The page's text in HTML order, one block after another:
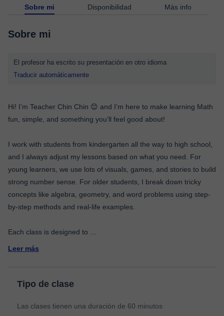
Sobre mi Disponibilidad Más info
Sobre mi
El profesor ha escrito su presentación en otro idioma
Traducir automáticamente
Hi! I’m Teacher Chin Chin 😊 and I’m here to make learning Math
fun, simple, and something you’ll feel good about!
I work with students from kindergarten all the way to high school,
and I always adjust my lessons based on what you need. For
young learners, we use lots of visuals, games, and stories to build
strong number sense. For older students, I break down tricky
concepts like algebra, geometry, and word problems using step-
by-step methods and real-life examples.
Each class is designed to
Leer más
Tipo de clase
Las clases tienen una duración de 60 minutos